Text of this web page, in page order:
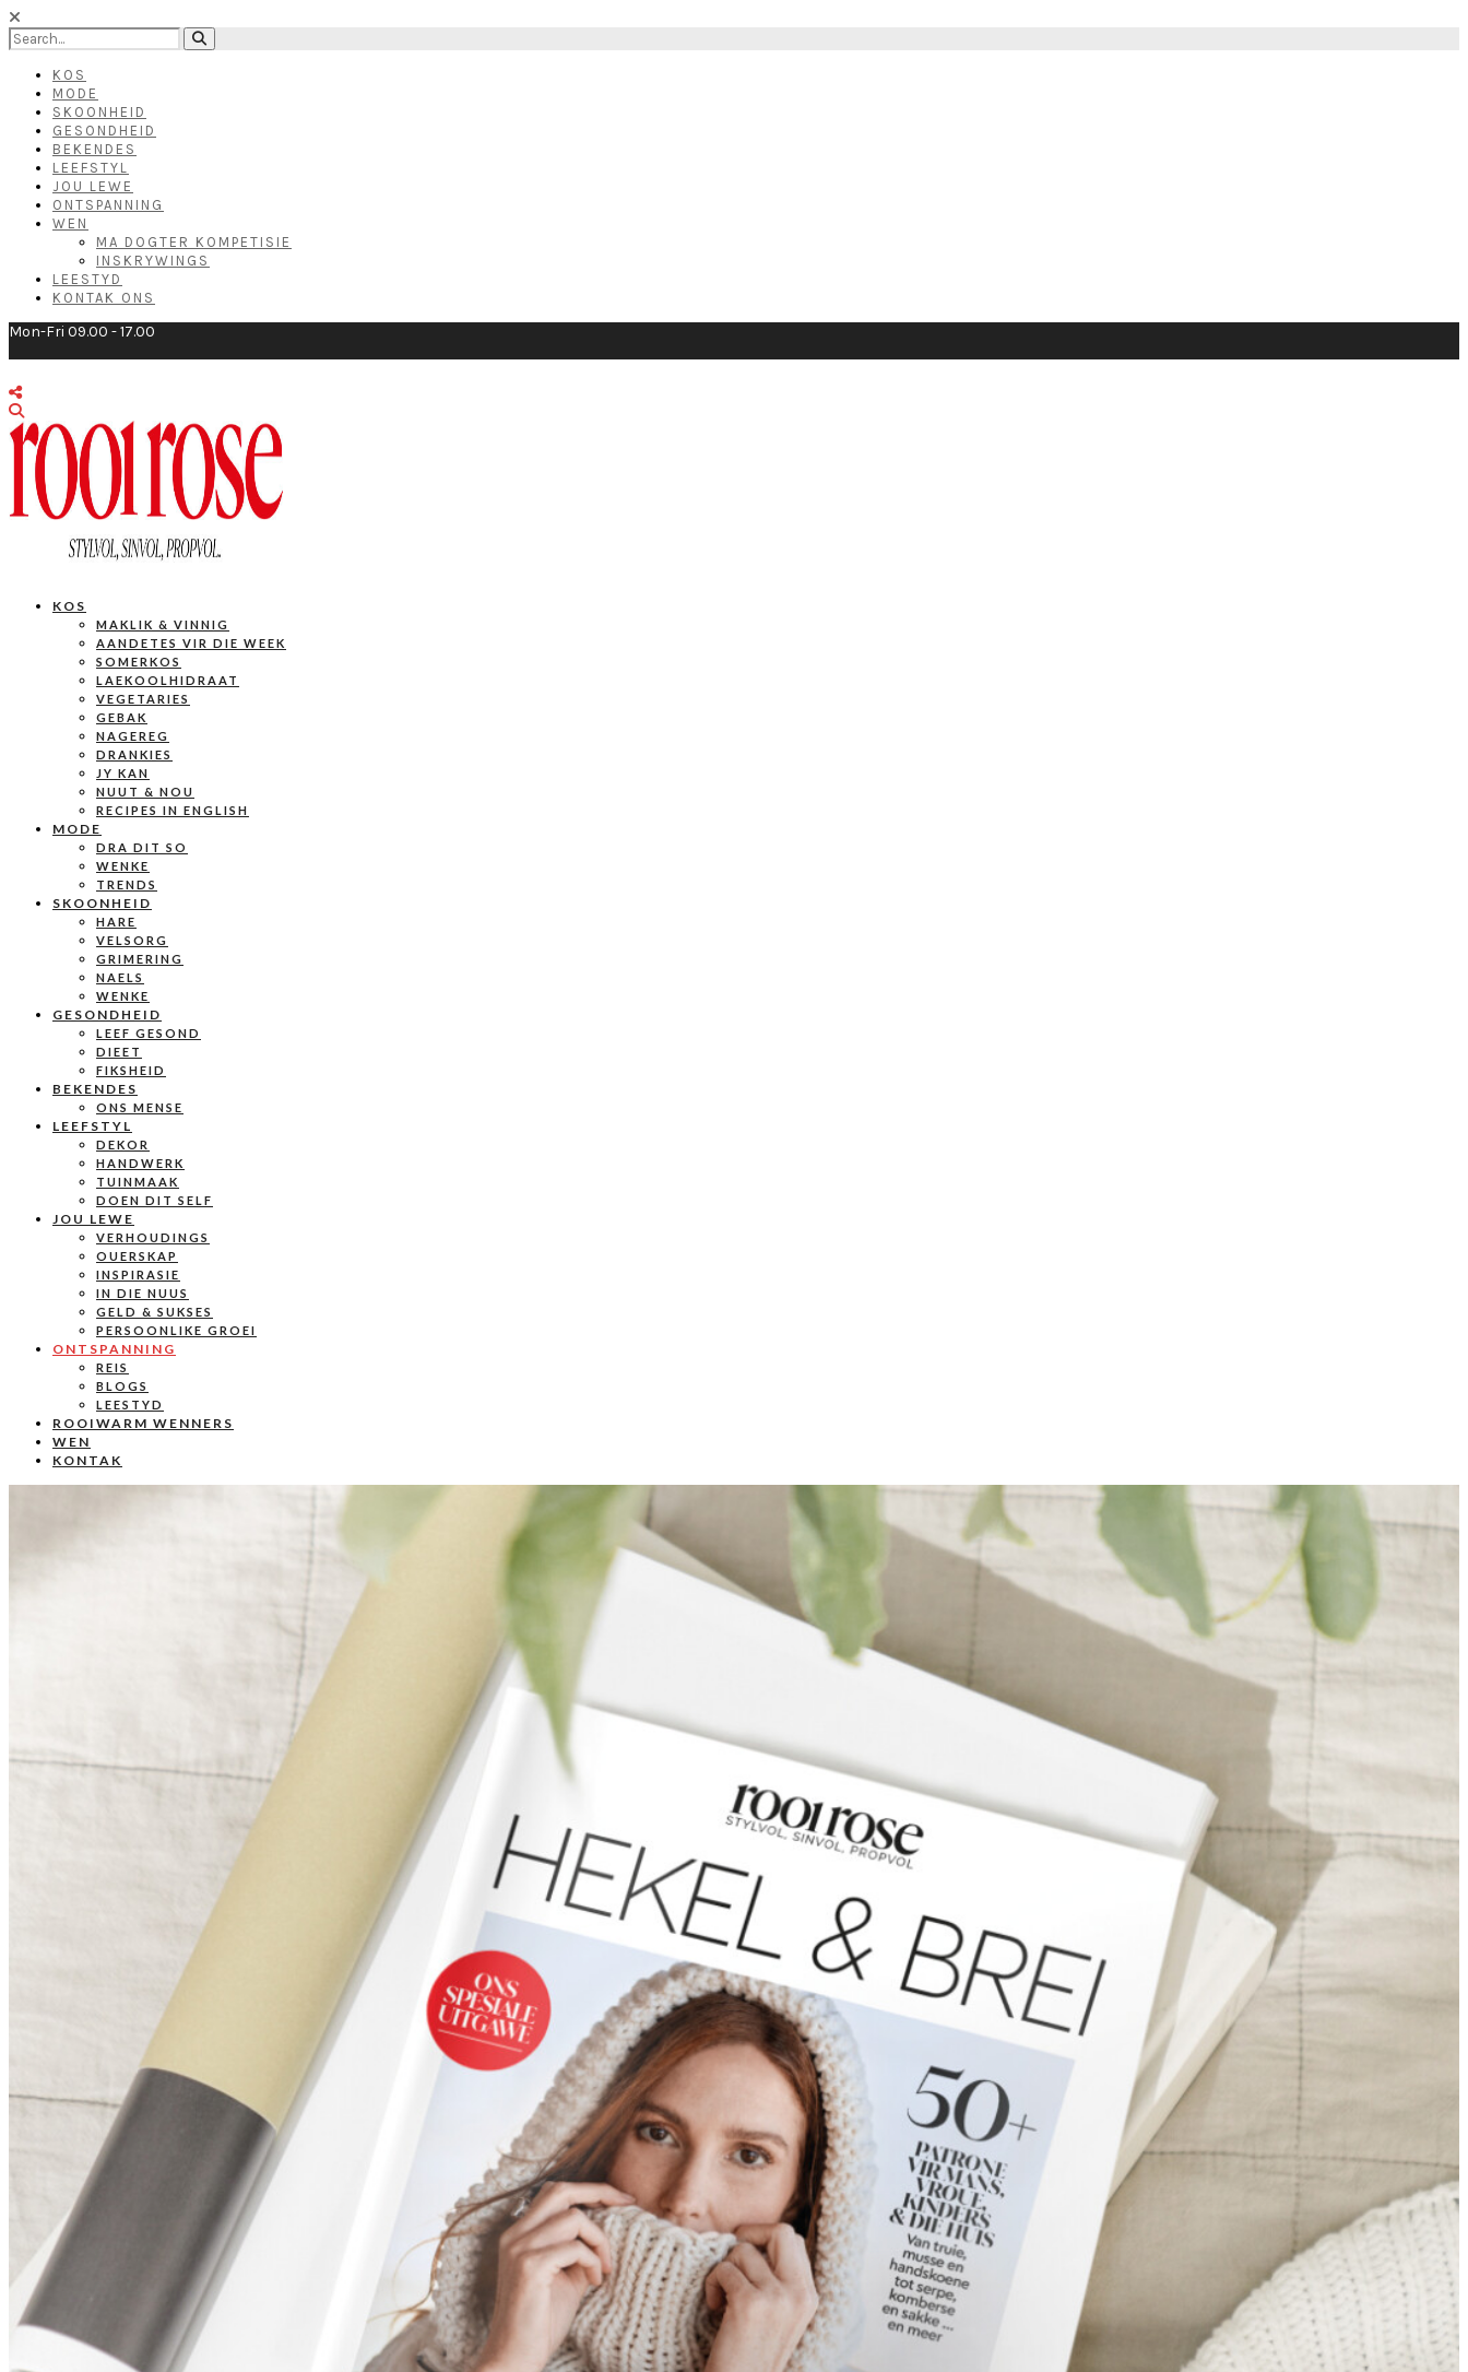
KOS
MODE
SKOONHEID
GESONDHEID
BEKENDES
LEEFSTYL
JOU LEWE
ONTSPANNING
WEN
MA DOGTER KOMPETISIE
INSKRYWINGS
LEESTYD
KONTAK ONS
Mon-Fri 09.00 - 17.00
KOS
MAKLIK & VINNIG
AANDETES VIR DIE WEEK
SOMERKOS
LAEKOOLHIDRAAT
VEGETARIES
GEBAK
NAGEREG
DRANKIES
JY KAN
NUUT & NOU
RECIPES IN ENGLISH
MODE
DRA DIT SO
WENKE
TRENDS
SKOONHEID
HARE
VELSORG
GRIMERING
NAELS
WENKE
GESONDHEID
LEEF GESOND
DIEET
FIKSHEID
BEKENDES
ONS MENSE
LEEFSTYL
DEKOR
HANDWERK
TUINMAAK
DOEN DIT SELF
JOU LEWE
VERHOUDINGS
OUERSKAP
INSPIRASIE
IN DIE NUUS
GELD & SUKSES
PERSOONLIKE GROEI
ONTSPANNING
REIS
BLOGS
LEESTYD
ROOIWARM WENNERS
WEN
KONTAK